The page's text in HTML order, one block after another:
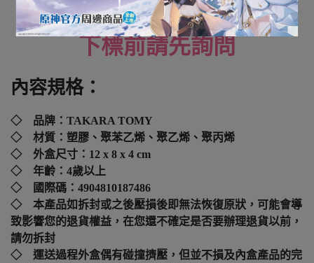
下標前請先詢問
內容規格：
◇ 品牌： TAKARA TOMY
◇ 材質：塑膠、聚苯乙烯、聚乙烯、聚丙烯
◇ 外盒尺寸： 12 x 8 x 4 cm
◇ 年齡：4歲以上
◇ 國際碼： 4904810187486
◇ 本產品如拆封或之後壓損後即無法恢復原狀，可能會導
致影響您的退貨權益，在您還不確定是否要辦理退貨以前，
請勿拆封
◇ 運送過程外盒偶有碰撞擠壓，但並不損及內盒產品的完